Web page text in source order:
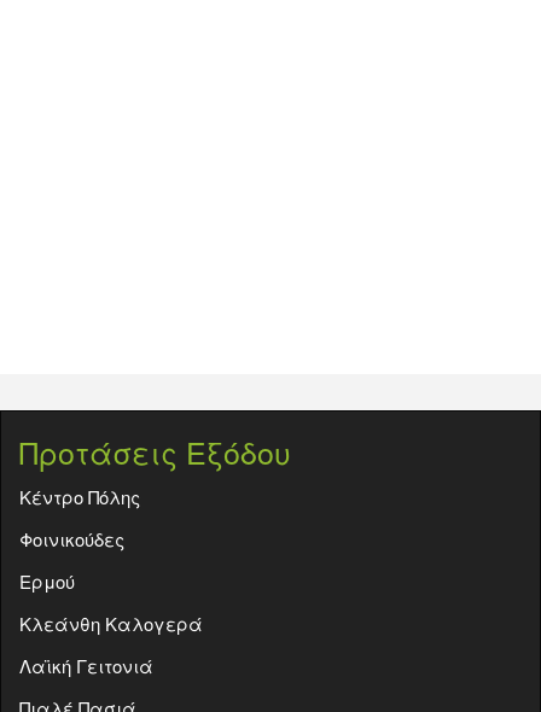
Προτάσεις Εξόδου
Κέντρο Πόλης
Φοινικούδες
Ερμού
Κλεάνθη Καλογερά
Λαϊκή Γειτονιά